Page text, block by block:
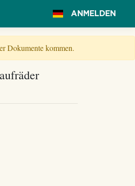
ANMELDEN
Dokumente kommen.